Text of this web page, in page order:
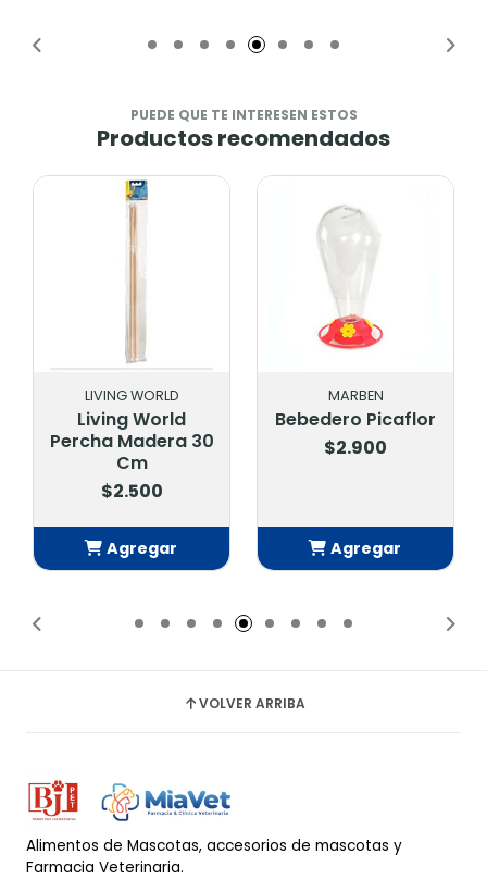
PUEDE QUE TE INTERESEN ESTOS
Productos recomendados
LIVING WORLD
Living World
Percha Madera 30
Cm
$2.500
Agregar
MARBEN
Bebedero Picaflor
$2.900
Agregar
VOLVER ARRIBA
Alimentos de Mascotas, accesorios de mascotas y
Farmacia Veterinaria.